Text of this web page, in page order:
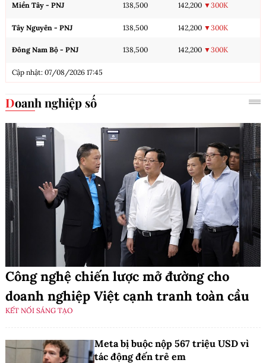
Miền Tây - PNJ 138,500 142,200 ▼300K
Tây Nguyên - PNJ 138,500 142,200 ▼300K
Đông Nam Bộ - PNJ 138,500 142,200 ▼300K
Cập nhật: 07/08/2026 17:45
Doanh nghiệp số
Công nghệ chiến lược mở đường cho
doanh nghiệp Việt cạnh tranh toàn cầu
KẾT NỐI SÁNG TẠO
Meta bị buộc nộp 567 triệu USD vì
tác động đến trẻ em